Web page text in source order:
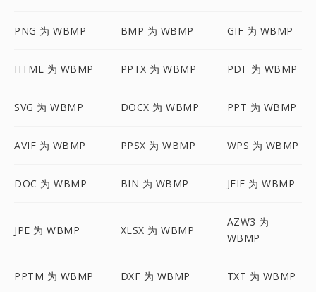
PNG 为 WBMP BMP 为 WBMP GIF 为 WBMP
HTML 为 WBMP PPTX 为 WBMP PDF 为 WBMP
SVG 为 WBMP DOCX 为 WBMP PPT 为 WBMP
AVIF 为 WBMP PPSX 为 WBMP WPS 为 WBMP
DOC 为 WBMP BIN 为 WBMP JFIF 为 WBMP
JPE 为 WBMP XLSX 为 WBMP
AZW3 为
WBMP
PPTM 为 WBMP DXF 为 WBMP TXT 为 WBMP